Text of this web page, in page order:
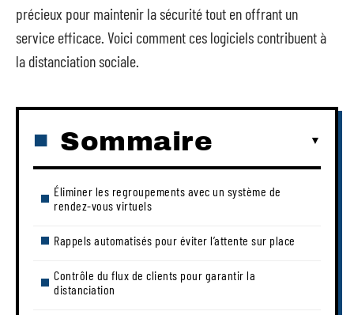
précieux pour maintenir la sécurité tout en offrant un
service efficace. Voici comment ces logiciels contribuent à
la distanciation sociale.
Sommaire
Éliminer les regroupements avec un système de
rendez-vous virtuels
Rappels automatisés pour éviter l’attente sur place
Contrôle du flux de clients pour garantir la
distanciation